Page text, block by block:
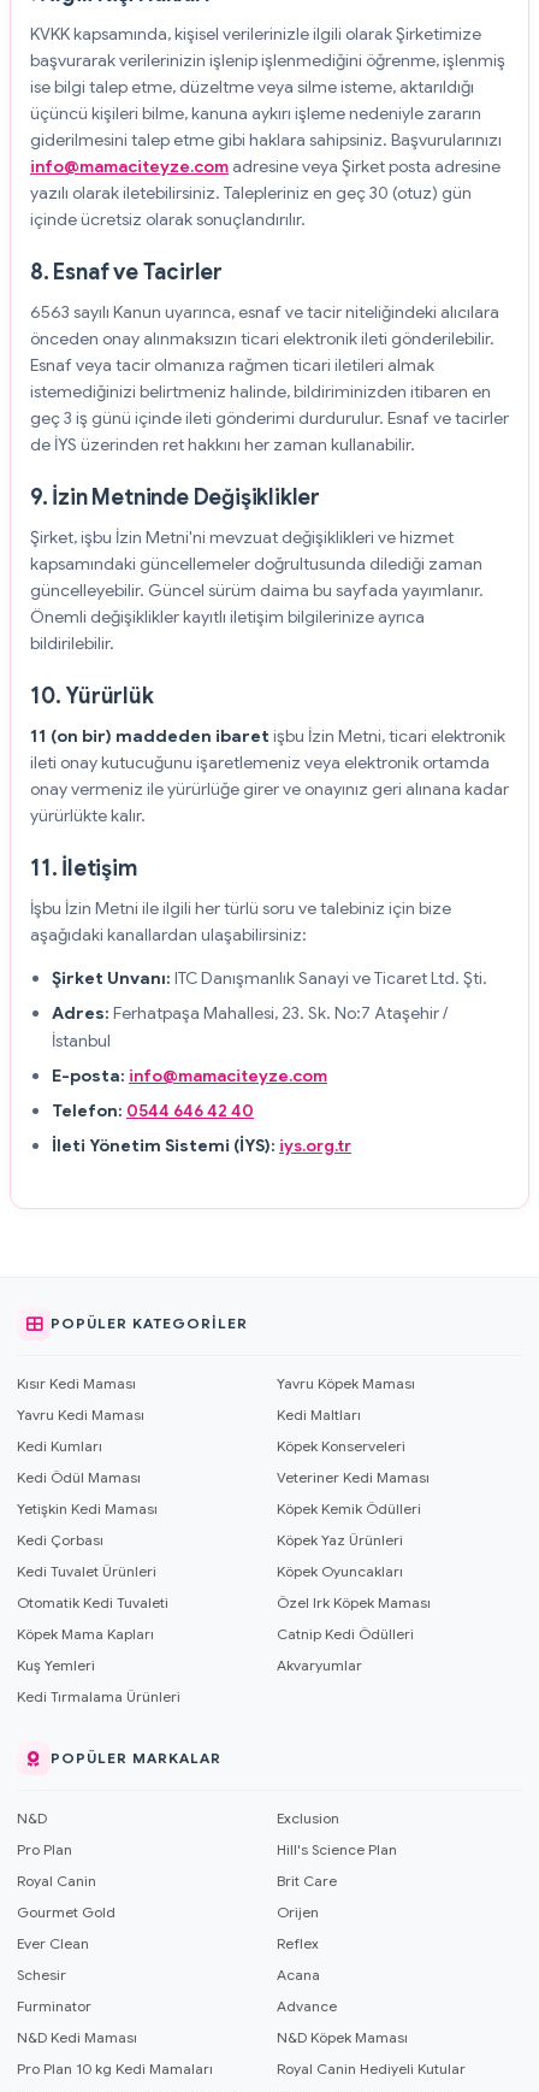
KVKK kapsamında, kişisel verilerinizle ilgili olarak Şirketimize
başvurarak verilerinizin işlenip işlenmediğini öğrenme, işlenmiş
ise bilgi talep etme, düzeltme veya silme isteme, aktarıldığı
üçüncü kişileri bilme, kanuna aykırı işleme nedeniyle zararın
giderilmesini talep etme gibi haklara sahipsiniz. Başvurularınızı
info@mamaciteyze.com adresine veya Şirket posta adresine
yazılı olarak iletebilirsiniz. Talepleriniz en geç 30 (otuz) gün
içinde ücretsiz olarak sonuçlandırılır.
8. Esnaf ve Tacirler
6563 sayılı Kanun uyarınca, esnaf ve tacir niteliğindeki alıcılara
önceden onay alınmaksızın ticari elektronik ileti gönderilebilir.
Esnaf veya tacir olmanıza rağmen ticari iletileri almak
istemediğinizi belirtmeniz halinde, bildiriminizden itibaren en
geç 3 iş günü içinde ileti gönderimi durdurulur. Esnaf ve tacirler
de İYS üzerinden ret hakkını her zaman kullanabilir.
9. İzin Metninde Değişiklikler
Şirket, işbu İzin Metni'ni mevzuat değişiklikleri ve hizmet
kapsamındaki güncellemeler doğrultusunda dilediği zaman
güncelleyebilir. Güncel sürüm daima bu sayfada yayımlanır.
Önemli değişiklikler kayıtlı iletişim bilgilerinize ayrıca
bildirilebilir.
10. Yürürlük
11 (on bir) maddeden ibaret işbu İzin Metni, ticari elektronik
ileti onay kutucuğunu işaretlemeniz veya elektronik ortamda
onay vermeniz ile yürürlüğe girer ve onayınız geri alınana kadar
yürürlükte kalır.
11. İletişim
İşbu İzin Metni ile ilgili her türlü soru ve talebiniz için bize
aşağıdaki kanallardan ulaşabilirsiniz:
Şirket Unvanı: ITC Danışmanlık Sanayi ve Ticaret Ltd. Şti.
Adres: Ferhatpaşa Mahallesi, 23. Sk. No:7 Ataşehir /
İstanbul
E-posta: info@mamaciteyze.com
Telefon: 0544 646 42 40
İleti Yönetim Sistemi (İYS): iys.org.tr
POPÜLER KATEGORILER
Kısır Kedi Maması
Yavru Köpek Maması
Yavru Kedi Maması
Kedi Maltları
Kedi Kumları
Köpek Konserveleri
Kedi Ödül Maması
Veteriner Kedi Maması
Yetişkin Kedi Maması
Köpek Kemik Ödülleri
Kedi Çorbası
Köpek Yaz Ürünleri
Kedi Tuvalet Ürünleri
Köpek Oyuncakları
Otomatik Kedi Tuvaleti
Özel Irk Köpek Maması
Köpek Mama Kapları
Catnip Kedi Ödülleri
Kuş Yemleri
Akvaryumlar
Kedi Tırmalama Ürünleri
POPÜLER MARKALAR
N&D
Exclusion
Pro Plan
Hill's Science Plan
Royal Canin
Brit Care
Gourmet Gold
Orijen
Ever Clean
Reflex
Schesir
Acana
Furminator
Advance
N&D Kedi Maması
N&D Köpek Maması
Pro Plan 10 kg Kedi Mamaları
Royal Canin Hediyeli Kutular